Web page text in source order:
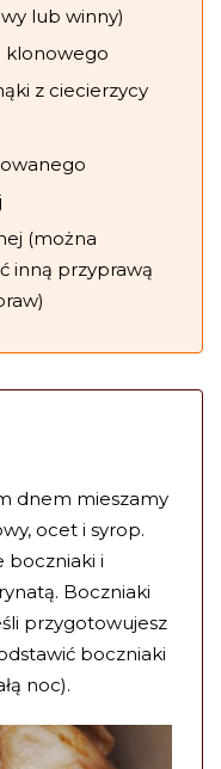
lub winny)
klonowego
z ciecierzycy
(można
inną przyprawą
dnem mieszamy
ocet i syrop.
boczniaki i
Boczniaki
przygotowujesz
boczniaki
noc).